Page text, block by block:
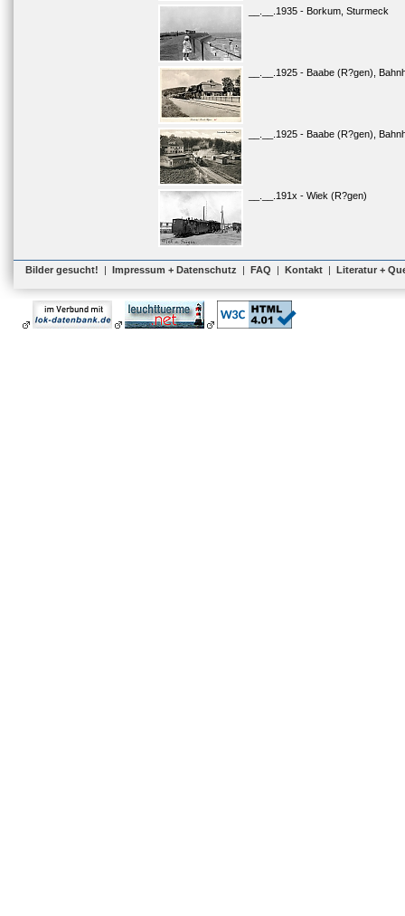
__.__.1935 - Borkum, Sturmeck
__.__.1925 - Baabe (R?gen),
__.__.1925 - Baabe (R?gen),
__.__.191x - Wiek (R?gen)
Bilder gesucht! | Impressum + Datenschutz | FAQ | Kontakt | Literatur +